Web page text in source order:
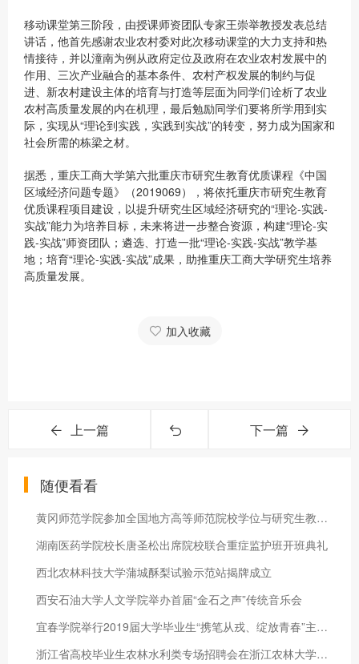
移动课堂第三阶段，由授课师资团队专家王崇举教授发表总结
讲话，他首先感谢农业农村委对此次移动课堂的大力支持和热
情接待，并以潼南为例从政府定位及政府在农业农村发展中的
作用、三次产业融合的基本条件、农村产权发展的制约与促
进、新农村建设主体的培育与打造等层面为同学们诠析了农业
农村高质量发展的内在机理，最后勉励同学们要将所学用到实
际，实现从“理论到实践，实践到实战”的转变，努力成为国家和
社会所需的栋梁之材。
据悉，重庆工商大学第六批重庆市研究生教育优质课程《中国
区域经济问题专题》（2019069），将依托重庆市研究生教育
优质课程项目建设，以提升研究生区域经济研究的“理论-实践-
实战”能力为培养目标，未来将进一步整合资源，构建“理论-实
践-实战”师资团队；遴选、打造一批“理论-实践-实战”教学基
地；培育“理论-实践-实战”成果，助推重庆工商大学研究生培养
高质量发展。
加入收藏
上一篇 下一篇
随便看看
黄冈师范学院参加全国地方高等师范院校学位与研究生教育工作会议
湖南医药学院校长唐圣松出席院校联合重症监护班开班典礼
西北农林科技大学蒲城酥梨试验示范站揭牌成立
西安石油大学人文学院举办首届“金石之声”传统音乐会
宜春学院举行2019届大学毕业生“携笔从戎、绽放青春”主题征兵活
浙江省高校毕业生农林水利类专场招聘会在浙江农林大学举行